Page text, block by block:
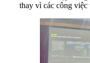
thay vì các công